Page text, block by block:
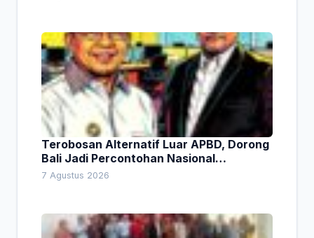
Terobosan Alternatif Luar APBD, Dorong
Bali Jadi Percontohan Nasional
Pembiayaan Daerah
7 Agustus 2026